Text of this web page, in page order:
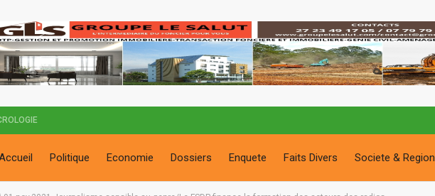
Politique Economie Dossiers Enquete Faits Divers Societe & Region